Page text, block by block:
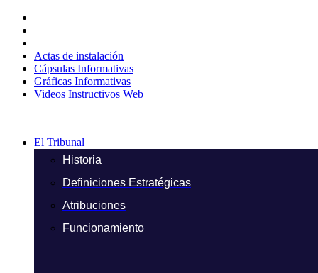
contenido
Actas de instalación
Cápsulas Informativas
Gráficas Informativas
Videos Instructivos Web
El Tribunal
Historia
Definiciones Estratégicas
Atribuciones
Funcionamiento